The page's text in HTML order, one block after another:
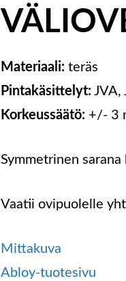
Materiaali: teräs
Pintakäsittelyt: JVA,
Korkeussäätö: +/- 3
Symmetrinen
Vaatii ovipuolelle
Mittakuva
Abloy-tuotesivu